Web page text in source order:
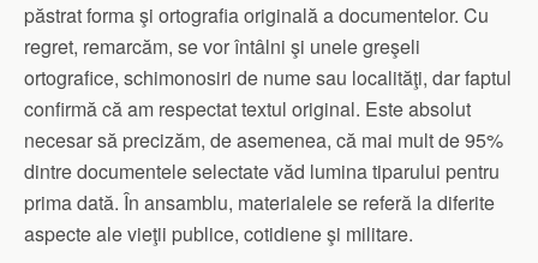
păstrat forma şi ortografia originală a documentelor. Cu
regret, remarcăm, se vor întâlni şi unele greşeli
ortografice, schimonosiri de nume sau localităţi, dar faptul
confirmă că am respectat textul original. Este absolut
necesar să precizăm, de asemenea, că mai mult de 95%
dintre documentele selectate văd lumina tiparului pentru
prima dată. În ansamblu, materialele se referă la diferite
aspecte ale vieţii publice, cotidiene şi militare.